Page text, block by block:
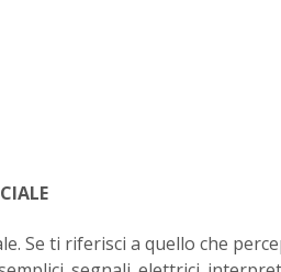
Se ti riferisci a quello che